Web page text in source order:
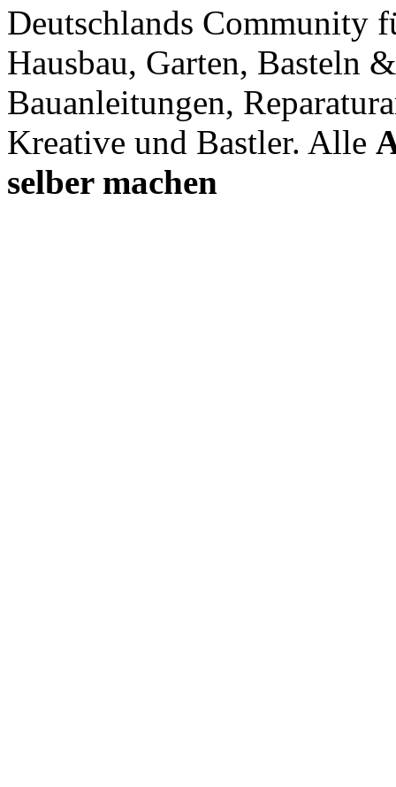
Deutschlands Community
Hausbau, Garten, Basteln
Bauanleitungen,
Kreative und Bastler. Alle
selber machen